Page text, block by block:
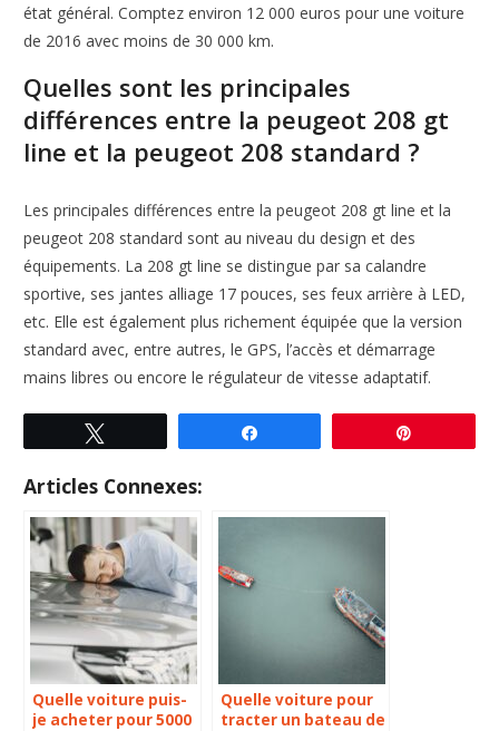
état général. Comptez environ 12 000 euros pour une voiture
de 2016 avec moins de 30 000 km.
Quelles sont les principales
différences entre la peugeot 208 gt
line et la peugeot 208 standard ?
Les principales différences entre la peugeot 208 gt line et la
peugeot 208 standard sont au niveau du design et des
équipements. La 208 gt line se distingue par sa calandre
sportive, ses jantes alliage 17 pouces, ses feux arrière à LED,
etc. Elle est également plus richement équipée que la version
standard avec, entre autres, le GPS, l’accès et démarrage
mains libres ou encore le régulateur de vitesse adaptatif.
Articles Connexes:
Quelle voiture puis-
je acheter pour 5000
Quelle voiture pour
tracter un bateau de